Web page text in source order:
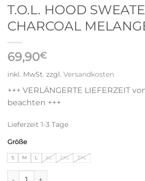
T.O.L. HOOD
CHARCOAL
69,90€
inkl. MwSt. zzgl. Versandkosten
+++ VERLÄNGERTE LIEFERZEIT
beachten +++
Lieferzeit 1-3 Tage
Größe
S M L XL 2XL 3XL
T.O.L. Hood Sweater - charcoal